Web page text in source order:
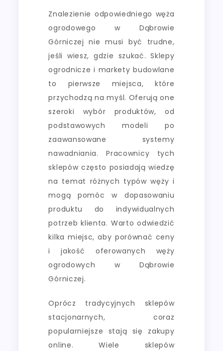
Znalezienie odpowiedniego węża
ogrodowego w Dąbrowie
Górniczej nie musi być trudne,
jeśli wiesz, gdzie szukać. Sklepy
ogrodnicze i markety budowlane
to pierwsze miejsca, które
przychodzą na myśl. Oferują one
szeroki wybór produktów, od
podstawowych modeli po
zaawansowane systemy
nawadniania. Pracownicy tych
sklepów często posiadają wiedzę
na temat różnych typów węży i
mogą pomóc w dopasowaniu
produktu do indywidualnych
potrzeb klienta. Warto odwiedzić
kilka miejsc, aby porównać ceny
i jakość oferowanych węży
ogrodowych w Dąbrowie
Górniczej.
Oprócz tradycyjnych sklepów
stacjonarnych, coraz
popularniejsze stają się zakupy
online. Wiele sklepów